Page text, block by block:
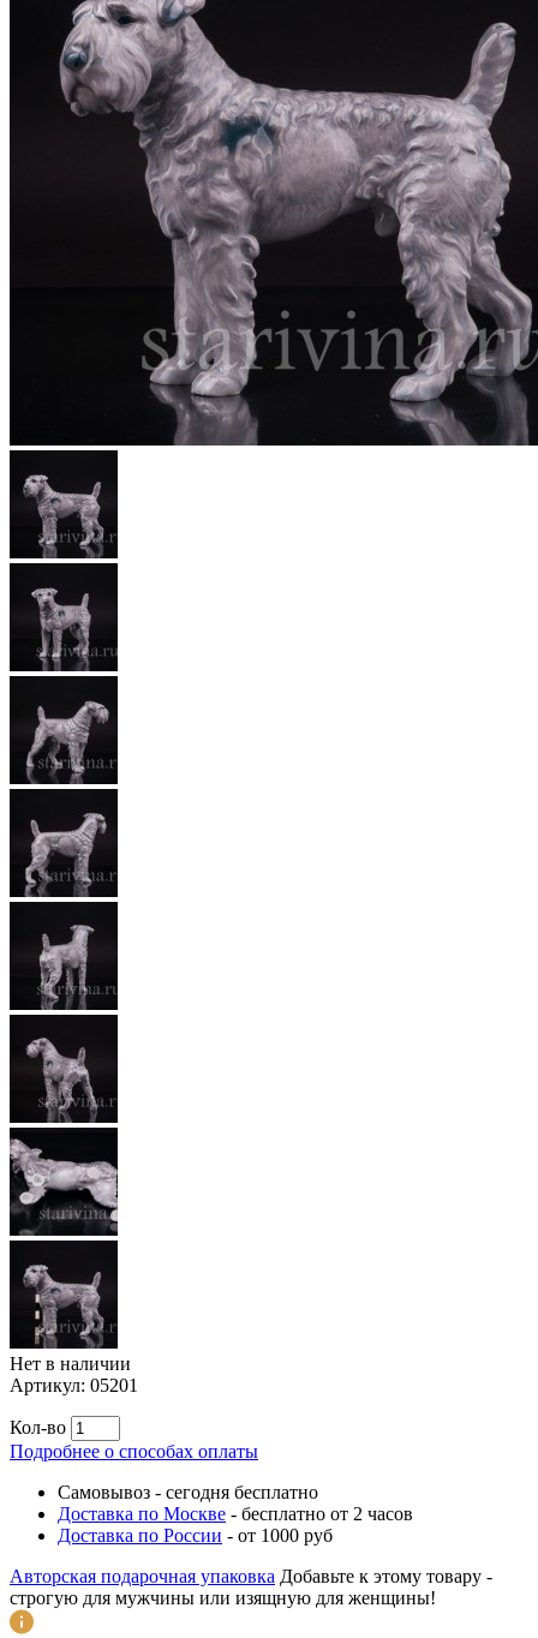
Нет в наличии
Артикул: 05201
Кол-во
Подробнее о способах оплаты
Самовывоз - сегодня бесплатно
Доставка по Москве - бесплатно от 2 часов
Доставка по России - от 1000 руб
Авторская подарочная упаковка Добавьте к этому товару -
строгую для мужчины или изящную для женщины!